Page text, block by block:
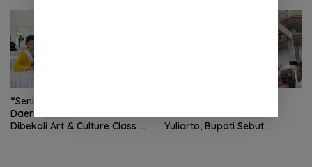
“Seni Jadi Senjata Duta
Daerah, 20 Finalis POI 2026
Dibekali Art & Culture Class di
Yuliarto, Bupati Sebut